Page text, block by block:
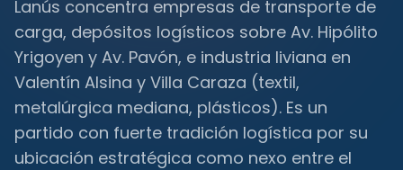
Lanús concentra empresas de transporte de
carga, depósitos logísticos sobre Av. Hipólito
Yrigoyen y Av. Pavón, e industria liviana en
Valentín Alsina y Villa Caraza (textil,
metalúrgica mediana, plásticos). Es un
partido con fuerte tradición logística por su
ubicación estratégica como nexo entre el